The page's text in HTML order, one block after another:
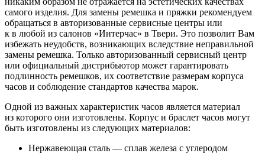
самого изделия. Для замены ремешка и пряжки рекомендуем
обращаться в авторизованные сервисные центры или
к в любой из салонов «Интерчас» в Твери. Это позволит Вам
избежать неудобств, возникающих вследствие неправильной
замены ремешка. Только авторизованный сервисный центр
или официальный дистрибьютор может гарантировать
подлинность ремешков, их соответствие размерам корпуса
часов и соблюдение стандартов качества марок.
Одной из важных характеристик часов является материал
из которого они изготовлены. Корпус и браслет часов могут
быть изготовлены из следующих материалов:
Нержавеющая сталь — сплав железа с углеродом